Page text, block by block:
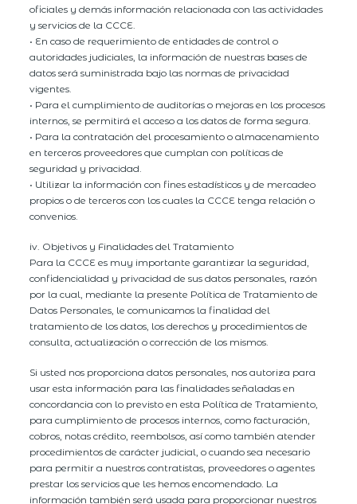
oficiales y demás información relacionada con las actividades
y servicios de la CCCE.
• En caso de requerimiento de entidades de control o
autoridades judiciales, la información de nuestras bases de
datos será suministrada bajo las normas de privacidad
vigentes.
• Para el cumplimiento de auditorías o mejoras en los procesos
internos, se permitirá el acceso a los datos de forma segura.
• Para la contratación del procesamiento o almacenamiento
en terceros proveedores que cumplan con políticas de
seguridad y privacidad.
• Utilizar la información con fines estadísticos y de mercadeo
propios o de terceros con los cuales la CCCE tenga relación o
convenios.
iv. Objetivos y Finalidades del Tratamiento
Para la CCCE es muy importante garantizar la seguridad,
confidencialidad y privacidad de sus datos personales, razón
por la cual, mediante la presente Política de Tratamiento de
Datos Personales, le comunicamos la finalidad del
tratamiento de los datos, los derechos y procedimientos de
consulta, actualización o corrección de los mismos.
Si usted nos proporciona datos personales, nos autoriza para
usar esta información para las finalidades señaladas en
concordancia con lo previsto en esta Política de Tratamiento,
para cumplimiento de procesos internos, como facturación,
cobros, notas crédito, reembolsos, así como también atender
procedimientos de carácter judicial, o cuando sea necesario
para permitir a nuestros contratistas, proveedores o agentes
prestar los servicios que les hemos encomendado. La
información también será usada para proporcionar nuestros